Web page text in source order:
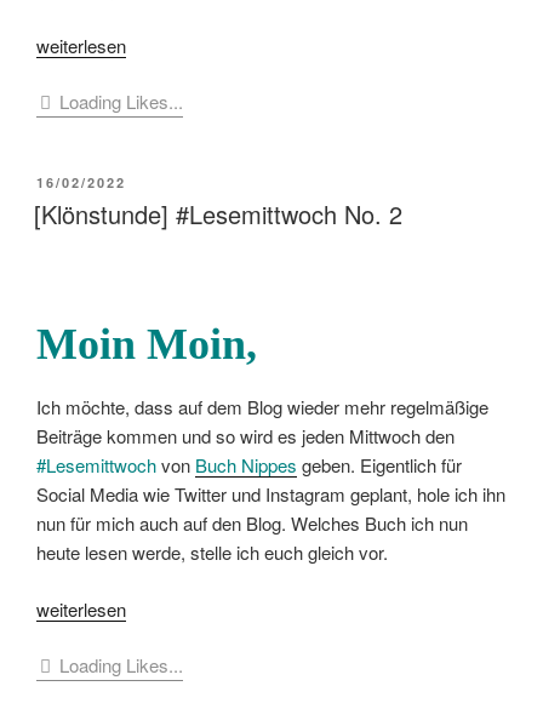
„[Buchbesprechung]
Mitchell
am
Weihnachtsabend“
weiterlesen
Loading Likes...
VERÖFFENTLICHT
AM
16/02/2022
[Klönstunde] #Lesemittwoch No. 2
Moin Moin,
Ich möchte, dass auf dem Blog wieder mehr regelmäßige
Beiträge kommen und so wird es jeden Mittwoch den
#Lesemittwochvon Buch Nippes geben. Eigentlich für
Social Media wie Twitter und Instagram geplant, hole ich ihn
nun für mich auch auf den Blog. Welches Buch ich nun
heute lesen werde, stelle ich euch gleich vor.
„[Klönstunde]
No.
weiterlesen
Loading Likes...